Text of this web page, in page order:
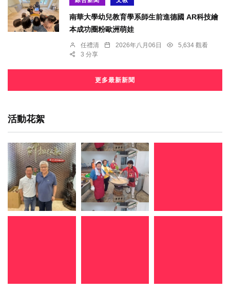
南華大學幼兒教育學系師生前進德國 AR科技繪
本成功圈粉歐洲萌娃
任禮清 2026年八月06日
5,634 觀看
3 分享
更多最新新聞
活動花絮